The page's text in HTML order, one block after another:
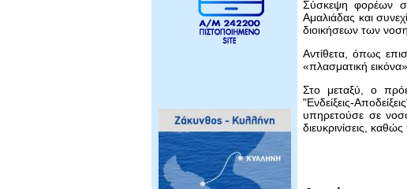
Σύσκεψη φορέων
Αμαλιάδας και
διοικήσεων των
Αντίθετα, όπως
«πλασματική
Στο μεταξύ, ο
"Ενδείξεις-
υπηρετούσε σε
διευκρινίσεις,